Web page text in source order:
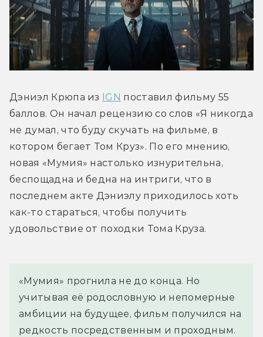
Дэниэл Крюпа из IGN поставил фильму 55
баллов. Он начал рецензию со слов «Я никогда
не думал, что буду скучать на фильме, в
котором бегает Том Круз». По его мнению,
новая «Мумия» настолько изнурительна,
беспощадна и бедна на интриги, что в
последнем акте Дэниэлу приходилось хоть
как-то стараться, чтобы получить
удовольствие от походки Тома Круза.
«Мумия» прогнила не до конца. Но
учитывая её родословную и непомерные
амбиции на будущее, фильм получился на
редкость посредственным и проходным.